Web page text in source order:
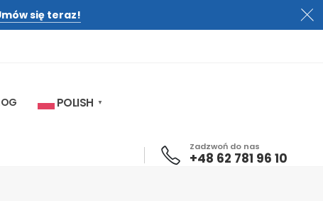
się teraz!
POLISH ▼
Zadzwoń do nas
+48 62 781 96 10